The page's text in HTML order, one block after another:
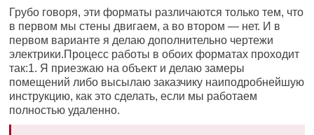
Грубо говоря, эти форматы различаются только тем, что
в первом мы стены двигаем, а во втором — нет. И в
первом варианте я делаю дополнительно чертежи
электрики.Процесс работы в обоих форматах проходит
так:1. Я приезжаю на объект и делаю замеры
помещений либо высылаю заказчику наиподробнейшую
инструкцию, как это сделать, если мы работаем
полностью удаленно.